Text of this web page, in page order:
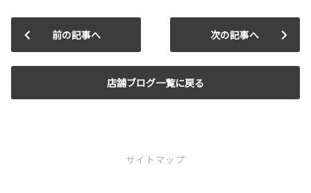
前の記事へ
店舗ブログ一覧に戻る
次の記事へ
サイトマップ